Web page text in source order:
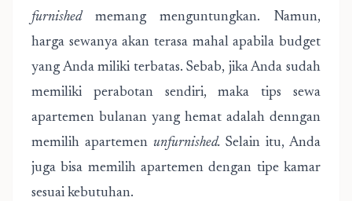
furnished memang menguntungkan. Namun,
harga sewanya akan terasa mahal apabila budget
yang Anda miliki terbatas. Sebab, jika Anda sudah
memiliki perabotan sendiri, maka tips sewa
apartemen bulanan yang hemat adalah denngan
memilih apartemen unfurnished. Selain itu, Anda
juga bisa memilih apartemen dengan tipe kamar
sesuai kebutuhan.